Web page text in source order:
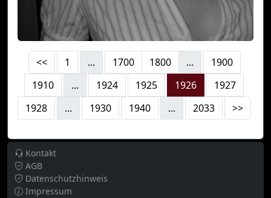
<< 1 ... 1700 1800 ...
1900
1910
... 1924 1925 1926
1927
1928
... 1930 1940 ... 2033 >>
Kontakt
AGB
Datenschutzhinweis
Impressum